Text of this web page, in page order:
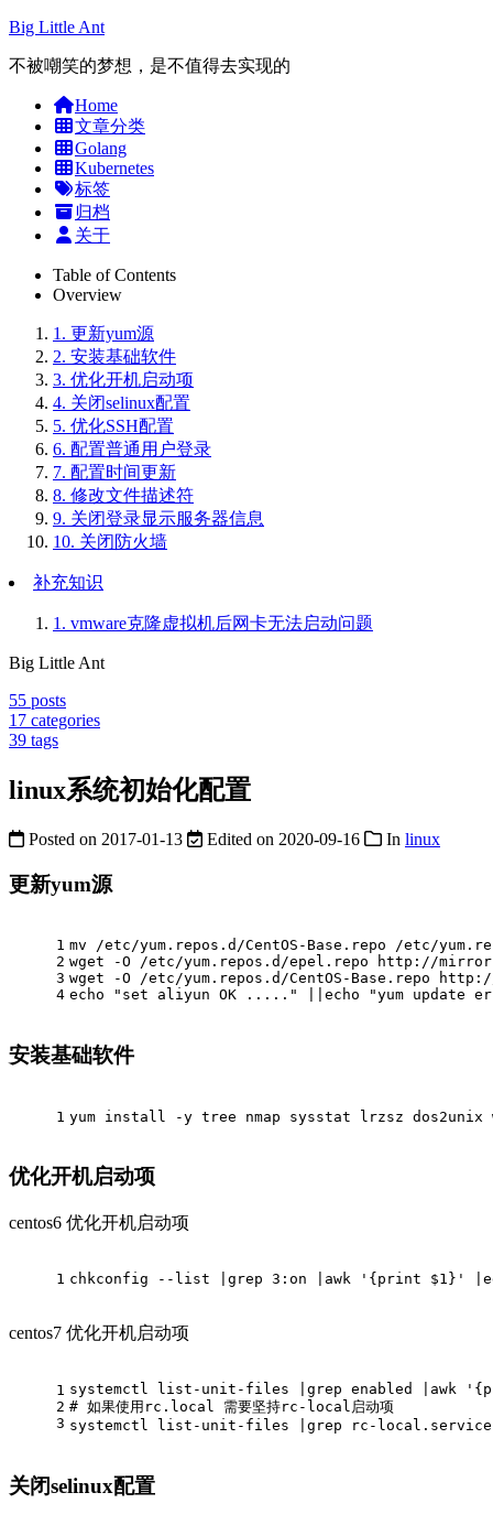
Big Little Ant
不被嘲笑的梦想，是不值得去实现的
Home
文章分类
Golang
Kubernetes
标签
归档
关于
Table of Contents
Overview
1. 更新yum源
2. 安装基础软件
3. 优化开机启动项
4. 关闭selinux配置
5. 优化SSH配置
6. 配置普通用户登录
7. 配置时间更新
8. 修改文件描述符
9. 关闭登录显示服务器信息
10. 关闭防火墙
补充知识
1. vmware克隆虚拟机后网卡无法启动问题
Big Little Ant
55 posts
17 categories
39 tags
linux系统初始化配置
Posted on 2017-01-13 Edited on 2020-09-16 In linux
更新yum源
1
2
3
4
mv /etc/yum.repos.d/CentOS-Base.repo /etc/
wget -O /etc/yum.repos.d/epel.repo http://
wget -O /etc/yum.repos.d/CentOS-Base.repo
echo
"set aliyun OK ....." echo "yum update
安装基础软件
1 yum install -y tree nmap sysstat lrzsz
优化开机启动项
centos6 优化开机启动项
1 chkconfig --list |grep 3:on |awk '{print $1}'
centos7 优化开机启动项
1
2
3
systemctl list-unit-files |grep enabled |awk
# 如果使用rc.local 需要坚持rc-local启动项
systemctl list-unit-files |grep rc-local.service
关闭selinux配置